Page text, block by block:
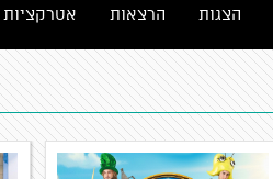
הצגות הרצאות אטרקציות